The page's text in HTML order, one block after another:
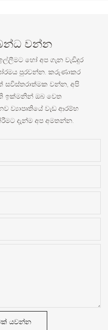
වන්න
හෝ අප ගැන වැඩිදුර
පුරවන්න. කරුණාකර
සවිස්තරාත්මක වන්න, අපි
ඉක්මනින් ඔබ වෙත
ව්‍යාපෘතියේ වැඩ ආරම්භ
දැන්ම අප අමතන්න.
යවන්න